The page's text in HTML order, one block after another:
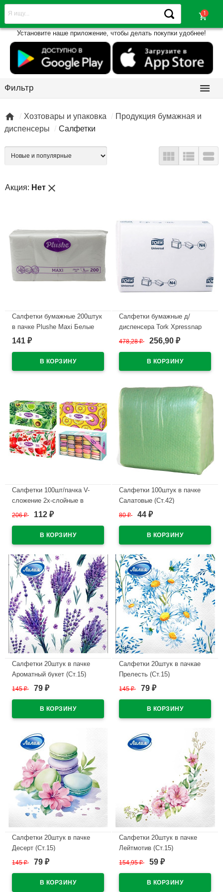
shopping_cart
Установите наше приложение, чтобы делать покупки удобнее!
Фильтр 
 Хозтовары и упаковка
Продукция бумажная и
диспенсеры
Салфетки
  
Акция: Нет close
Салфетки бумажные 200штук
в пачке Plushe Maxi Белые
В наличии
141 ₽
Салфетки бумажные д/
диспенсера Tork Xpressnap
N4 200л арт.10844
478,28₽ 256,90 ₽
Салфетки 100шт/пачка V-
сложение 2х-слойные в
гофрокоробе Ассорти (Ст.35)
206₽ 112 ₽
Салфетки 100штук в пачке
Салатовые (Ст.42)
В наличии
80₽ 44 ₽
Салфетки 20штук в пачке
Ароматный букет (Ст.15)
В наличии
145₽ 79 ₽
Салфетки 20штук в пачкае
Прелесть (Ст.15)
В наличии
145₽ 79 ₽
Салфетки 20штук в пачке
Десерт (Ст.15)
В наличии
145₽ 79 ₽
Салфетки 20штук в пачке
Лейтмотив (Ст.15)
В наличии
154,95₽ 59 ₽